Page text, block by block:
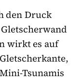
den Druck
wirkt es auf
Tsunamis